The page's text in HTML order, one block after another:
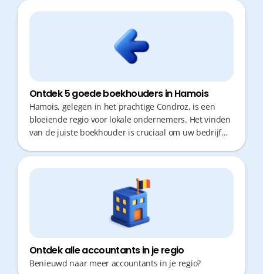
Ontdek 5 goede boekhouders in Hamois
Hamois, gelegen in het prachtige Condroz, is een
bloeiende regio voor lokale ondernemers. Het vinden
van de juiste boekhouder is cruciaal om uw bedrijf
echter geen kostbare tijd verliezen aan
verplaatsingen of administratieve rompslomp. Snelle
responstijden en proactief fiscaal advies zijn vandaag
de dag onmisbaar voor wie efficiënt wil groeien.
Ontdek alle accountants in je regio
Benieuwd naar meer accountants in je regio?